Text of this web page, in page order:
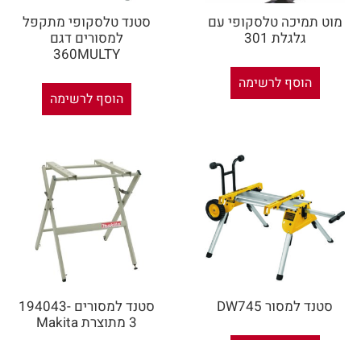
מוט תמיכה טלסקופי עם
גלגלת 301
הוסף לרשימה
סטנד טלסקופי מתקפל
למסורים דגם
360MULTY
הוסף לרשימה
סטנד למסור DW745
סטנד למסורים 194043-
3 מתוצרת Makita